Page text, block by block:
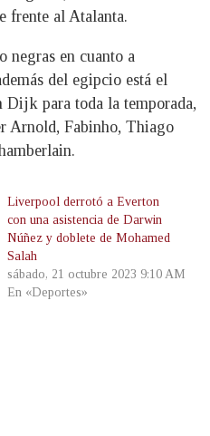
frente al Atalanta.
negras en cuanto a
del egipcio está el
para toda la temporada,
Arnold, Fabinho, Thiago
Liverpool derrotó a Everton
con una asistencia de Darwin
Núñez y doblete de Mohamed
Salah
sábado, 21 octubre 2023 9:10 AM
En «Deportes»